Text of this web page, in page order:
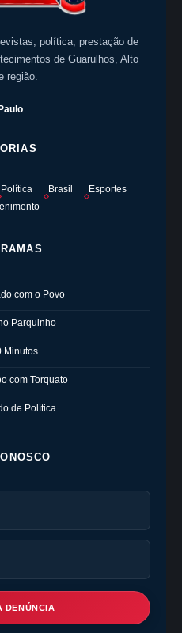
política, prestação de
de Guarulhos, Alto
região.
Política Brasil
Esportes
com o Povo
Parquinho
Minutos
com Torquato
de Política
DENÚNCIA